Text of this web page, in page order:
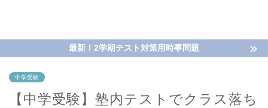
最新！2学期テスト対策用時事問題
中学受験
【中学受験】塾内テストでクラス落ち